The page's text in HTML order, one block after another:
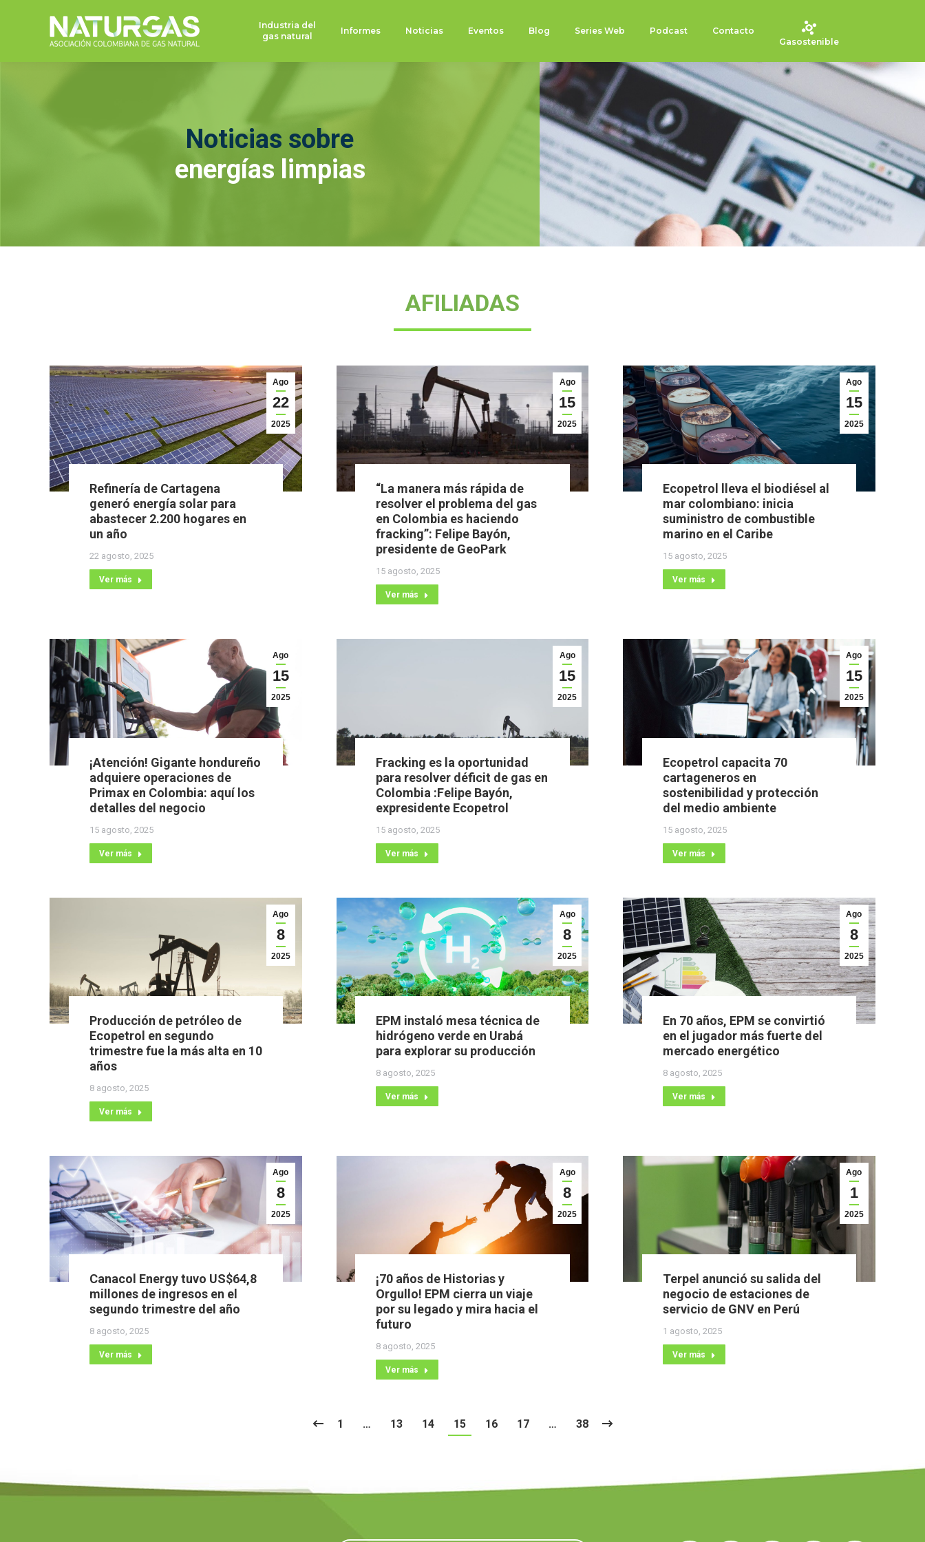
Industria del
gas natural
Informes Noticias Eventos Blog Series Web Podcast
Contacto
Gasostenible
Noticias sobre
energías limpias
AFILIADAS
Ago
22
2025
Refinería de Cartagena
generó energía solar para
abastecer 2.200 hogares en
un año
22 agosto, 2025
Ver más
Ago
15
2025
“La manera más rápida de
resolver el problema del gas
en Colombia es haciendo
fracking”: Felipe Bayón,
presidente de GeoPark
15 agosto, 2025
Ver más
Ago
15
2025
Ecopetrol lleva el biodiésel al
mar colombiano: inicia
suministro de combustible
marino en el Caribe
15 agosto, 2025
Ver más
Ago
15
2025
¡Atención! Gigante hondureño
adquiere operaciones de
Primax en Colombia: aquí los
detalles del negocio
15 agosto, 2025
Ver más
Ago
15
2025
Fracking es la oportunidad
para resolver déficit de gas en
Colombia :Felipe Bayón,
expresidente Ecopetrol
15 agosto, 2025
Ver más
Ago
15
2025
Ecopetrol capacita 70
cartageneros en
sostenibilidad y protección
del medio ambiente
15 agosto, 2025
Ver más
Ago
8
2025
Producción de petróleo de
Ecopetrol en segundo
trimestre fue la más alta en 10
años
8 agosto, 2025
Ver más
Ago
8
2025
EPM instaló mesa técnica de
hidrógeno verde en Urabá
para explorar su producción
8 agosto, 2025
Ver más
Ago
8
2025
En 70 años, EPM se convirtió
en el jugador más fuerte del
mercado energético
8 agosto, 2025
Ver más
Ago
8
2025
Canacol Energy tuvo US$64,8
millones de ingresos en el
segundo trimestre del año
8 agosto, 2025
Ver más
Ago
8
2025
¡70 años de Historias y
Orgullo! EPM cierra un viaje
por su legado y mira hacia el
futuro
8 agosto, 2025
Ver más
Ago
1
2025
Terpel anunció su salida del
negocio de estaciones de
servicio de GNV en Perú
1 agosto, 2025
Ver más
1 … 13 14 15 16 17 … 38